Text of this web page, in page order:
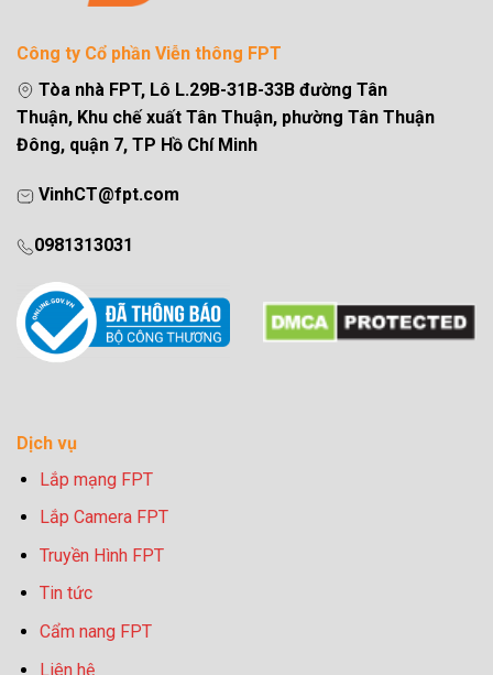
Công ty Cổ phần Viễn thông FPT
Tòa nhà FPT, Lô L.29B-31B-33B đường Tân
Thuận, Khu chế xuất Tân Thuận, phường Tân Thuận
Đông, quận 7, TP Hồ Chí Minh
VinhCT@fpt.com
0981313031
Dịch vụ
Lắp mạng FPT
Lắp Camera FPT
Truyền Hình FPT
Tin tức
Cẩm nang FPT
Liên hệ